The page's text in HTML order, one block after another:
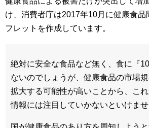
け、消費者庁は2017年10月に健康食品
フレットを作成しています。
絶対に安全な食品など無く、食に『
ないのでしょうが、健康食品の市場
拡大する可能性が高いことから、こ
情報には注目していかないといけませ